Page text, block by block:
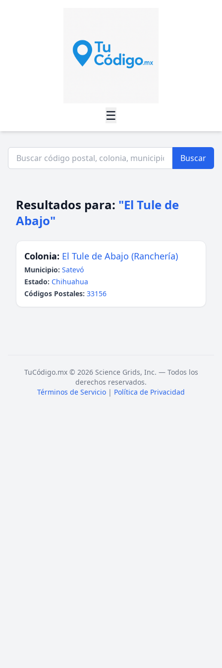
☰
Buscar
Resultados para: "El Tule de
Abajo"
Colonia: El Tule de Abajo (Ranchería)
Municipio: Satevó
Estado: Chihuahua
Códigos Postales: 33156
TuCódigo.mx © 2026 Science Grids, Inc. — Todos los
derechos reservados.
Términos de Servicio | Política de Privacidad